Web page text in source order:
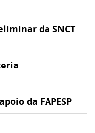
da SNCT
da FAPESP